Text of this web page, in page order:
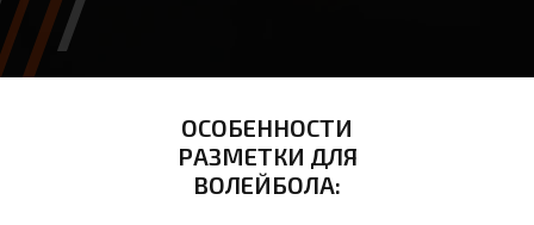
ОСОБЕННОСТИ
РАЗМЕТКИ ДЛЯ
ВОЛЕЙБОЛА: